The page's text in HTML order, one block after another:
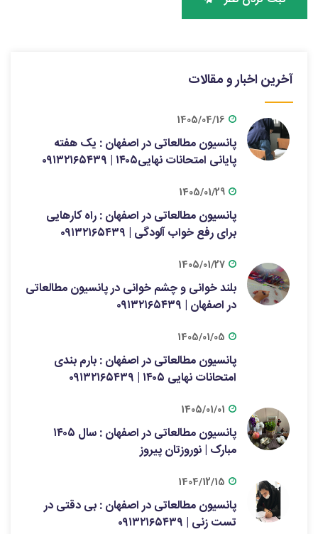
آخرین اخبار و مقالات
1405/04/16
پانسیون مطالعاتی در اصفهان : یک هفته
پایانی امتحانات نهایی۱۴۰۵ | ۰۹۱۳۲۱۶۵۴۳۹
1405/01/29
پانسیون مطالعاتی در اصفهان : راه کارهایی
برای رفع خواب آلودگی | ۰۹۱۳۲۱۶۵۴۳۹
1405/01/27
بلند خوانی و چشم خوانی در پانسیون مطالعاتی
در اصفهان | ۰۹۱۳۲۱۶۵۴۳۹
1405/01/05
پانسیون مطالعاتی در اصفهان : بارم بندی
امتحانات نهایی ۱۴۰۵ | ۰۹۱۳۲۱۶۵۴۳۹
1405/01/01
پانسیون مطالعاتی در اصفهان : سال ۱۴۰۵
مبارک | نوروزتان پیروز
1404/12/15
پانسیون مطالعاتی در اصفهان : بی دقتی در
تست زنی | ۰۹۱۳۲۱۶۵۴۳۹